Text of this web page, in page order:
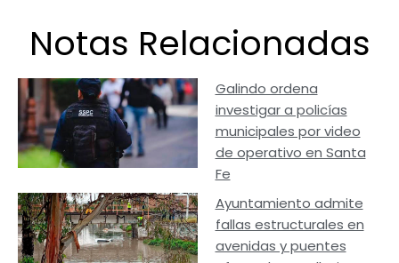
Notas Relacionadas
Galindo ordena
investigar a policías
municipales por video
de operativo en Santa
Fe
Ayuntamiento admite
fallas estructurales en
avenidas y puentes